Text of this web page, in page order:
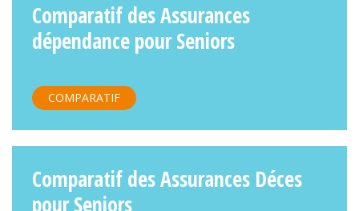
Comparatif des Assurances
dépendance pour Seniors
COMPARATIF
Comparatif des Assurances Déces
pour Seniors